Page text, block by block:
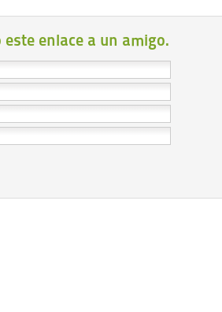
este enlace a un amigo.